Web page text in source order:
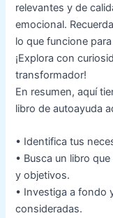
relevantes y de
emocional.
lo que funcione
¡Explora con
transformador!
En resumen, aquí
libro de autoayuda
• Identifica tus
• Busca un libro
y objetivos.
• Investiga a fondo
consideradas.